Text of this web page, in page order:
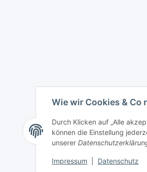
Wie wir Cookies & Co
Durch Klicken auf „Alle
können die Einstellung
unserer
Impressum Datenschutz